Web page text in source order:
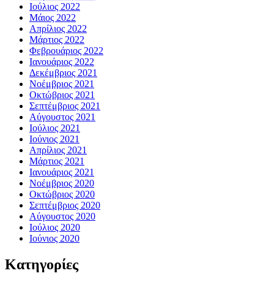
Ιούλιος 2022
Μάιος 2022
Απρίλιος 2022
Μάρτιος 2022
Φεβρουάριος 2022
Ιανουάριος 2022
Δεκέμβριος 2021
Νοέμβριος 2021
Οκτώβριος 2021
Σεπτέμβριος 2021
Αύγουστος 2021
Ιούλιος 2021
Ιούνιος 2021
Απρίλιος 2021
Μάρτιος 2021
Ιανουάριος 2021
Νοέμβριος 2020
Οκτώβριος 2020
Σεπτέμβριος 2020
Αύγουστος 2020
Ιούλιος 2020
Ιούνιος 2020
Kατηγορίες